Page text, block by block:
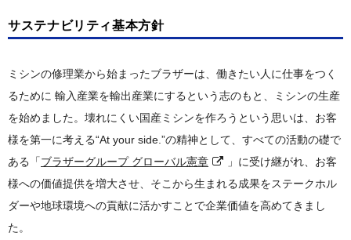
各製品サイトへ
TOP
価値創造の仕組み
価値創造の仕組み
商品企画・研究開発
開発設計・生産技術
製造・物流・販売・サービス
ブラザーグループ社会的責任に関する基本原則
ステークホルダーエンゲージメント
外部イニシアチブへの参画
外部からの評価
サステナビリティ基本方針
ミシンの修理業から始まったブラザーは、働きたい人に仕事をつく
るために 輸入産業を輸出産業にするという志のもと、ミシンの生産
を始めました。壊れにくい国産ミシンを作ろうという思いは、お客
様を第一に考える“At your side.”の精神として、すべての活動の礎で
ある「ブラザーグループ グローバル憲章
」に受け継がれ、お客
様への価値提供を増大させ、そこから生まれる成果をステークホル
ダーや地球環境への貢献に活かすことで企業価値を高めてきまし
た。